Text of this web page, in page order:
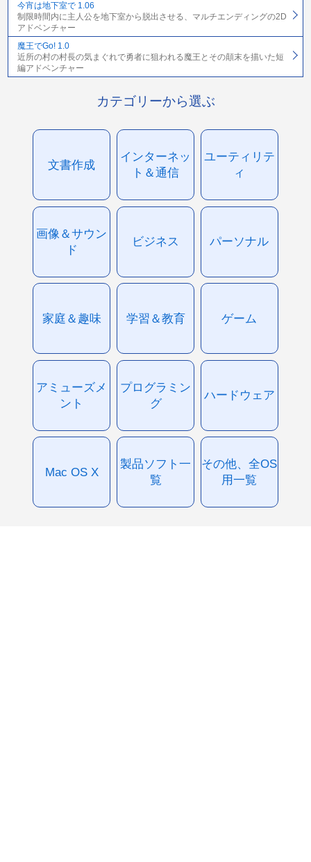
今宵は地下室で 1.06
制限時間内に主人公を地下室から脱出させる、マルチエンディングの2D
アドベンチャー
魔王でGo! 1.0
近所の村の村長の気まぐれで勇者に狙われる魔王とその顛末を描いた短
編アドベンチャー
カテゴリーから選ぶ
文書作成
インターネッ
ト＆通信
ユーティリテ
ィ
画像＆サウン
ド
ビジネス パーソナル
家庭＆趣味 学習＆教育 ゲーム
アミューズメ
ント
プログラミン
グ
ハードウェア
Mac OS X
製品ソフト一
覧
その他、全OS
用一覧